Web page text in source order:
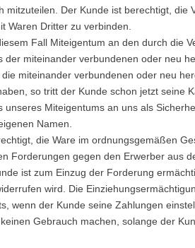
mitzuteilen. Der Kunde ist berechtigt, die
Waren Dritter zu verbinden.
Fall Miteigentum an den durch die
der miteinander verbundenen oder neu
miteinander verbundenen oder neu
so tritt der Kunde schon jetzt seine
unseres Miteigentums an uns als
Namen.
die Ware im ordnungsgemäßen
Forderungen gegen den Erwerber aus
ist zum Einzug der Forderung
wird. Die
wenn der Kunde seine Zahlungen
Gebrauch machen, solange der